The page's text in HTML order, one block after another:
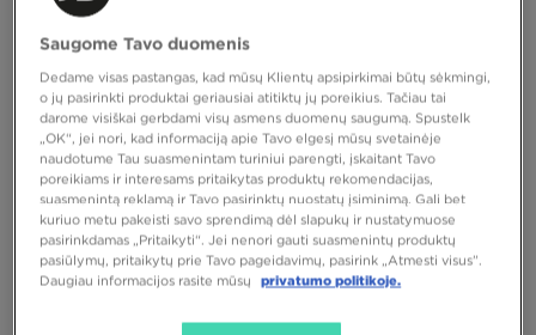
TIK TIK
Saugome Tavo duomenis
Dedame visas pastangas, kad mūsų Klientų apsipirkimai būtų sėkmingi,
o jų pasirinkti produktai geriausiai atitiktų jų poreikius. Tačiau tai
darome visiškai gerbdami visų asmens duomenų saugumą. Spustelk
„OK“, jei nori, kad informaciją apie Tavo elgesį mūsų svetainėje
naudotume Tau suasmenintam turiniui parengti, įskaitant Tavo
poreikiams ir interesams pritaikytas produktų rekomendacijas,
suasmenintą reklamą ir Tavo pasirinktų nuostatų įsiminimą. Gali bet
kuriuo metu pakeisti savo sprendimą dėl slapukų ir nustatymuose
pasirinkdamas „Pritaikyti“. Jei nenori gauti suasmenintų produktų
pasiūlymų, pritaikytų prie Tavo pageidavimų, pasirink „Atmesti visus”.
Daugiau informacijos rasite mūsų
privatumo politikoje.